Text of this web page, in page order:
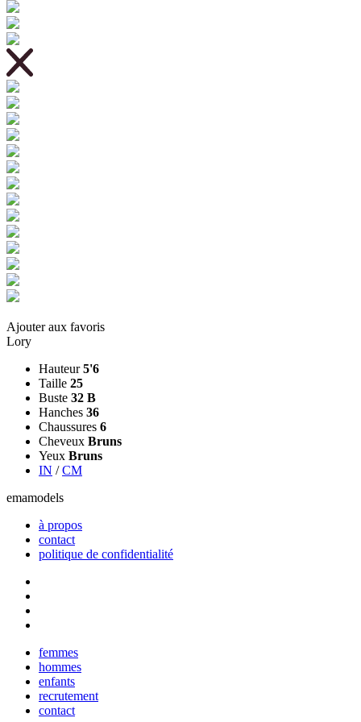
Ajouter aux favoris
Lory
Hauteur 5'6
Taille 25
Buste 32 B
Hanches 36
Chaussures 6
Cheveux Bruns
Yeux Bruns
IN /CM
emamodels
à propos
contact
politique de confidentialité
Close
Menu
femmes
hommes
enfants
recrutement
contact